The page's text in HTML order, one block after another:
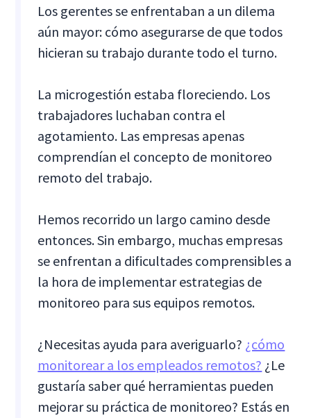
Los gerentes se enfrentaban a un dilema
aún mayor: cómo asegurarse de que todos
hicieran su trabajo durante todo el turno.
La microgestión estaba floreciendo. Los
trabajadores luchaban contra el
agotamiento. Las empresas apenas
comprendían el concepto de monitoreo
remoto del trabajo.
Hemos recorrido un largo camino desde
entonces. Sin embargo, muchas empresas
se enfrentan a dificultades comprensibles a
la hora de implementar estrategias de
monitoreo para sus equipos remotos.
¿Necesitas ayuda para averiguarlo? ¿cómo
monitorear a los empleados remotos? ¿Le
gustaría saber qué herramientas pueden
mejorar su práctica de monitoreo? Estás en